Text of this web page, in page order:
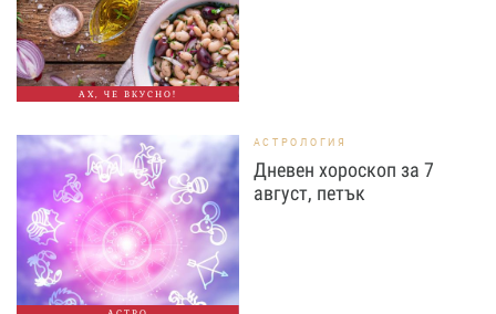
АХ, ЧЕ ВКУСНО!
АСТРОЛОГИЯ
Дневен хороскоп за 7
август, петък